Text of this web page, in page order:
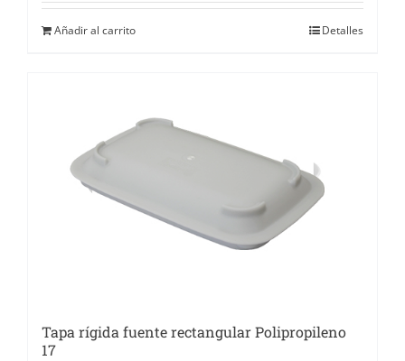
Añadir al carrito Detalles
Tapa rígida fuente rectangular Polipropileno
17